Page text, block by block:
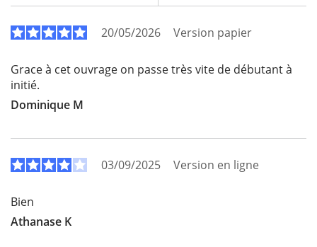
20/05/2026 Version papier
Grace à cet ouvrage on passe très vite de débutant à
initié.
Dominique M
03/09/2025 Version en ligne
Bien
Athanase K